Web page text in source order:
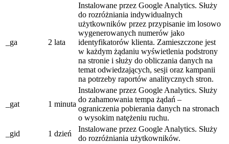
_ga 2 lata
Instalowane przez Google Analytics. Służy
do rozróżniania indywidualnych
użytkowników przez przypisanie im losowo
wygenerowanych numerów jako
identyfikatorów klienta. Zamieszczone jest
w każdym żądaniu wyświetlenia podstrony
na stronie i służy do obliczania danych na
temat odwiedzających, sesji oraz kampanii
na potrzeby raportów analitycznych stron.
_gat 1 minuta
Instalowane przez Google Analytics. Służy
do zahamowania tempa żądań –
ograniczenia pobierania danych na stronach
o wysokim natężeniu ruchu.
_gid
1 dzień
Instalowane przez Google Analytics. Służy
do rozróżniania użytkowników.